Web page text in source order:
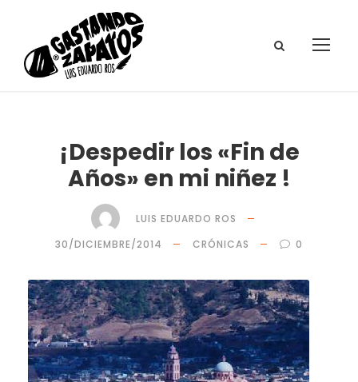
¡Despedir los «Fin de
Años» en mi niñez !
LUIS EDUARDO ROS
30/DICIEMBRE/2014
CRÓNICAS 0